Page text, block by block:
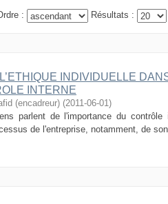
: Résultats :
INDIVIDUELLE
INTERNE
(encadreur) (2011-06-01)
parlent de l'importance du
de l'entreprise, notamment, de